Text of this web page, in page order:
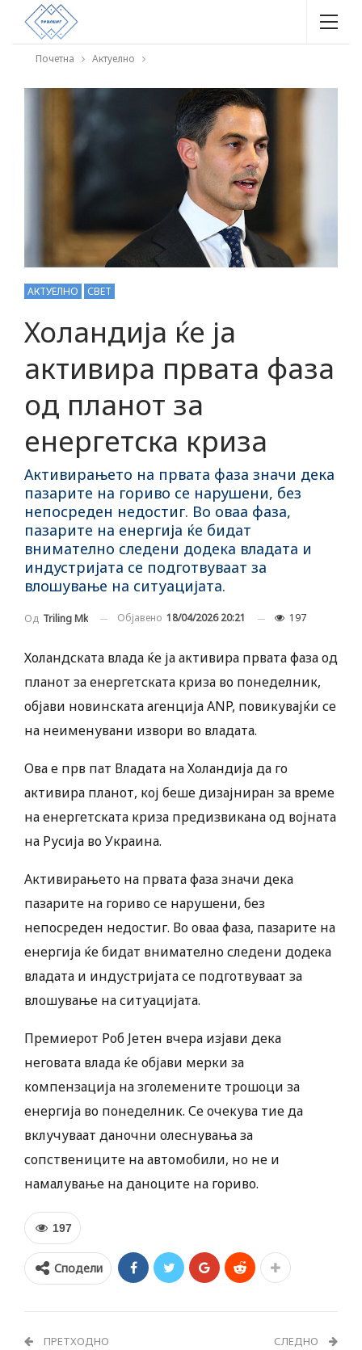
Почетна Актуелно
АКТУЕЛНО СВЕТ
Холандија ќе ја
активира првата фаза
од планот за
енергетска криза
Активирањето на првата фаза значи дека
пазарите на гориво се нарушени, без
непосреден недостиг. Во оваа фаза,
пазарите на енергија ќе бидат
внимателно следени додека владата и
индустријата се подготвуваат за
влошување на ситуацијата.
Од Triling Mk Објавено 18/04/2026 20:21 197
Холандската влада ќе ја активира првата фаза од
планот за енергетската криза во понеделник,
објави новинската агенција ANP, повикувајќи се
на неименувани извори во владата.
Ова е прв пат Владата на Холандија да го
активира планот, кој беше дизајниран за време
на енергетската криза предизвикана од војната
на Русија во Украина.
Активирањето на првата фаза значи дека
пазарите на гориво се нарушени, без
непосреден недостиг. Во оваа фаза, пазарите на
енергија ќе бидат внимателно следени додека
владата и индустријата се подготвуваат за
влошување на ситуацијата.
Премиерот Роб Јетен вчера изјави дека
неговата влада ќе објави мерки за
компензација на зголемените трошоци за
енергија во понеделник. Се очекува тие да
вклучуваат даночни олеснувања за
сопствениците на автомобили, но не и
намалување на даноците на гориво.
197
Сподели
ПРЕТХОДНО СЛЕДНО